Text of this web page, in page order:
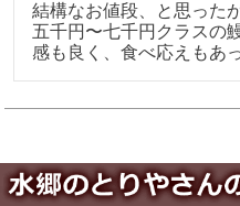
結構なお値段、と思った
五千円〜七千円クラスの
感も良く、食べ応えもあ